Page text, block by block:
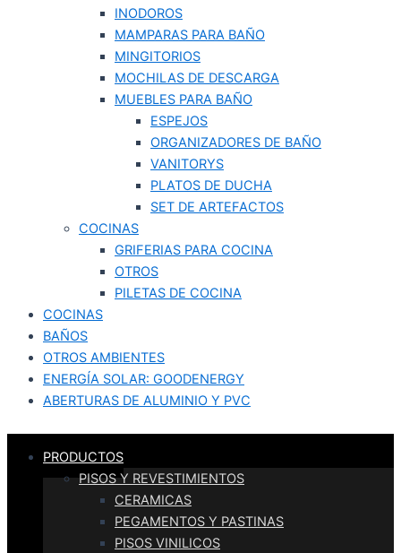
INODOROS
MAMPARAS PARA BAÑO
MINGITORIOS
MOCHILAS DE DESCARGA
MUEBLES PARA BAÑO
ESPEJOS
ORGANIZADORES DE BAÑO
VANITORYS
PLATOS DE DUCHA
SET DE ARTEFACTOS
COCINAS
GRIFERIAS PARA COCINA
OTROS
PILETAS DE COCINA
COCINAS
BAÑOS
OTROS AMBIENTES
ENERGÍA SOLAR: GOODENERGY
ABERTURAS DE ALUMINIO Y PVC
PRODUCTOS
PISOS Y REVESTIMIENTOS
CERAMICAS
PEGAMENTOS Y PASTINAS
PISOS VINILICOS